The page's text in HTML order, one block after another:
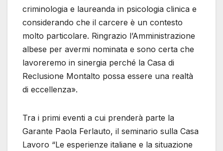
criminologia e laureanda in psicologia clinica e
considerando che il carcere è un contesto
molto particolare. Ringrazio l’Amministrazione
albese per avermi nominata e sono certa che
lavoreremo in sinergia perché la Casa di
Reclusione Montalto possa essere una realtà
di eccellenza».
Tra i primi eventi a cui prenderà parte la
Garante Paola Ferlauto, il seminario sulla Casa
Lavoro “Le esperienze italiane e la situazione